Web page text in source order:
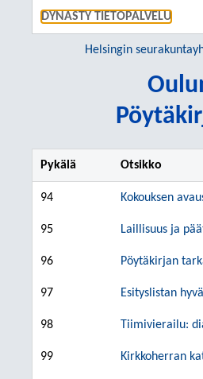
DYNASTY TIETOPALVELU
Helsingin
Pykälä Otsikko
94 Kokouksen
95 Laillisuus ja
96 Pöytäkirjan
97 Esityslistan
98 Tiimivierailu:
99 Kirkkoherran